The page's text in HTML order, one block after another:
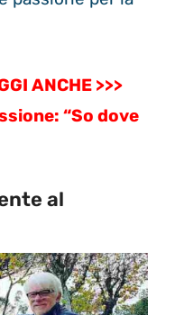
ANCHE >>>
“So dove
al